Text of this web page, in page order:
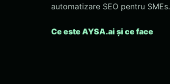
automatizare SEO pentru SMEs.
Ce este AYSA.ai și ce face